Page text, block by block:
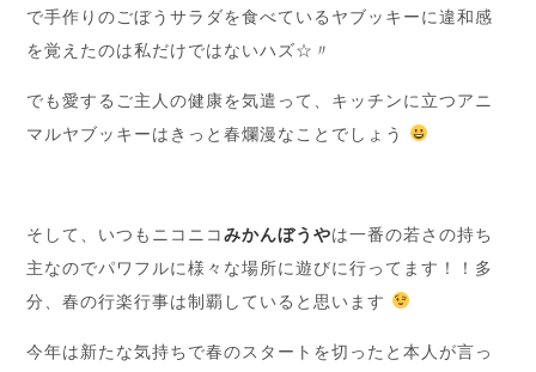
で手作りのごぼうサラダを食べているヤブッキーに違和感
を覚えたのは私だけではないハズ☆〃
でも愛するご主人の健康を気遣って、キッチンに立つアニ
マルヤブッキーはきっと春爛漫なことでしょう
そして、いつもニコニコみかんぼうやは一番の若さの持ち
主なのでパワフルに様々な場所に遊びに行ってます！！多
分、春の行楽行事は制覇していると思います
今年は新たな気持ちで春のスタートを切ったと本人が言っ